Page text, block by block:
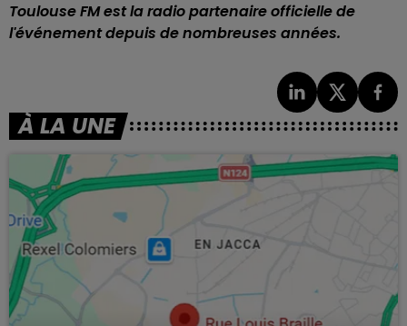
Toulouse FM est la radio partenaire officielle de
l'événement depuis de nombreuses années.
À LA UNE